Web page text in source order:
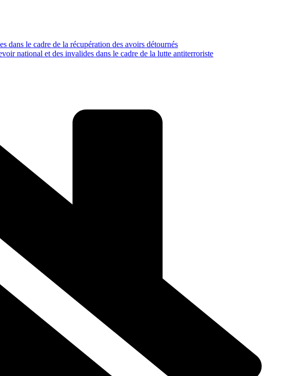
dans le cadre de la récupération des avoirs détournés
national et des invalides dans le cadre de la lutte antiterroriste